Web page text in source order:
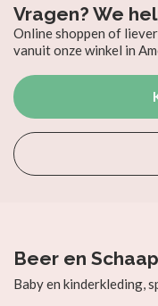
Vragen? We
Online shoppen of
vanuit onze winkel in
Beer en Schaap
Baby en kinderkleding,